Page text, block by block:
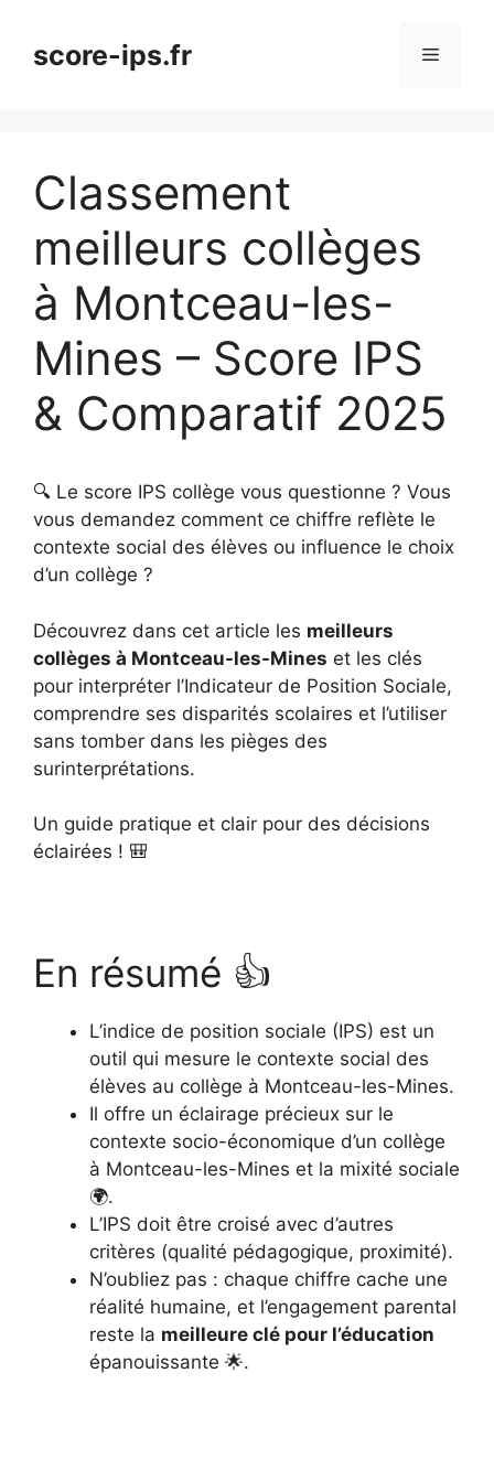
contenuscore-ips.fr Menu
Classement
meilleurs collèges
à Montceau-les-
Mines – Score IPS
& Comparatif 2025
🔍 Le score IPS collège vous questionne ? Vous
vous demandez comment ce chiffre reflète le
contexte social des élèves ou influence le choix
d’un collège ?
Découvrez dans cet article les meilleurs
collèges à Montceau-les-Mines et les clés
pour interpréter l’Indicateur de Position Sociale,
comprendre ses disparités scolaires et l’utiliser
sans tomber dans les pièges des
surinterprétations.
Un guide pratique et clair pour des décisions
éclairées ! 🎒
En résumé 👍
L’indice de position sociale (IPS) est un
outil qui mesure le contexte social des
élèves au collège à Montceau-les-Mines.
Il offre un éclairage précieux sur le
contexte socio-économique d’un collège
à Montceau-les-Mines et la mixité sociale
🌍.
L’IPS doit être croisé avec d’autres
critères (qualité pédagogique, proximité).
N’oubliez pas : chaque chiffre cache une
réalité humaine, et l’engagement parental
reste la meilleure clé pour l’éducation
épanouissante 🌟.